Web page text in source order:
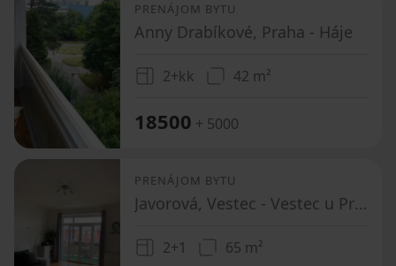
PRENÁJOM BYTU
Anny Drabíkové, Praha - Háje
2+kk 42 m²
18500 + 5000
PRENÁJOM BYTU
Javorová, Vestec - Vestec u Prahy, Středočeský kraj
2+1 65 m²